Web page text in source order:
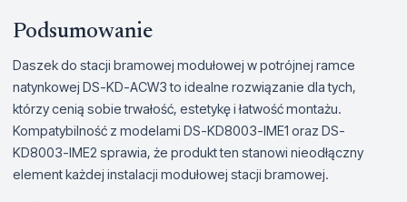
Podsumowanie
Daszek do stacji bramowej modułowej w potrójnej ramce
natynkowej DS-KD-ACW3 to idealne rozwiązanie dla tych,
którzy cenią sobie trwałość, estetykę i łatwość montażu.
Kompatybilność z modelami DS-KD8003-IME1 oraz DS-
KD8003-IME2 sprawia, że produkt ten stanowi nieodłączny
element każdej instalacji modułowej stacji bramowej.